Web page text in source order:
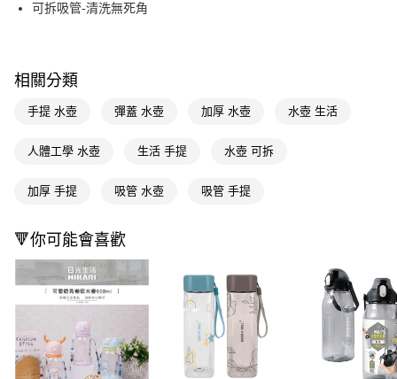
Google Pay
相關說明
便利好安心！
２．便利：只要手機號碼，簡訊認證，即可結帳。
３．安心：先確認商品／服務後，再付款。
【「AFTEE先享後付」結帳流程】
１．於結帳方式選擇「AFTEE先享後付」後，將跳轉至「AFTEE先享後付」
結帳頁面，進行簡訊認證並確認金額後，即可完成結帳。
２．訂單成立數日內，您將收到繳費通知簡訊。
３．收到繳費通知簡訊後14天內，點擊此簡訊中的連結，可透過四大超商／
ATM／網路銀行／等多元方式進行付款，方視為交易完成。
※ 請注意：結帳手續完成當下不需立刻繳費，但若您需要取消訂單，請聯絡
全家取貨付款
每筆NT$65，滿NT$390(含以上)免運費
付款後全家取貨
每筆NT$65，滿NT$390(含以上)免運費
萊爾富取貨付款
可拆吸管-清洗無死角
相關分類
手提 水壺 彈蓋 水壺 加厚 水壺 水壺 生活
人體工學 水壺 生活 手提 水壺 可拆
加厚 手提 吸管 水壺 吸管 手提
🔻你可能會喜歡